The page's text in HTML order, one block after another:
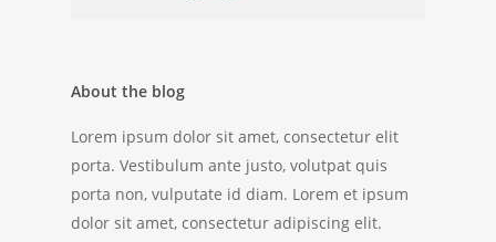
About the blog
Lorem ipsum dolor sit amet, consectetur elit
porta. Vestibulum ante justo, volutpat quis
porta non, vulputate id diam. Lorem et ipsum
dolor sit amet, consectetur adipiscing elit.